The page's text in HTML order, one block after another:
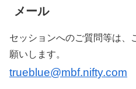
メール
セッションへのご質問等は、
願いします。
trueblue@mbf.nifty.com